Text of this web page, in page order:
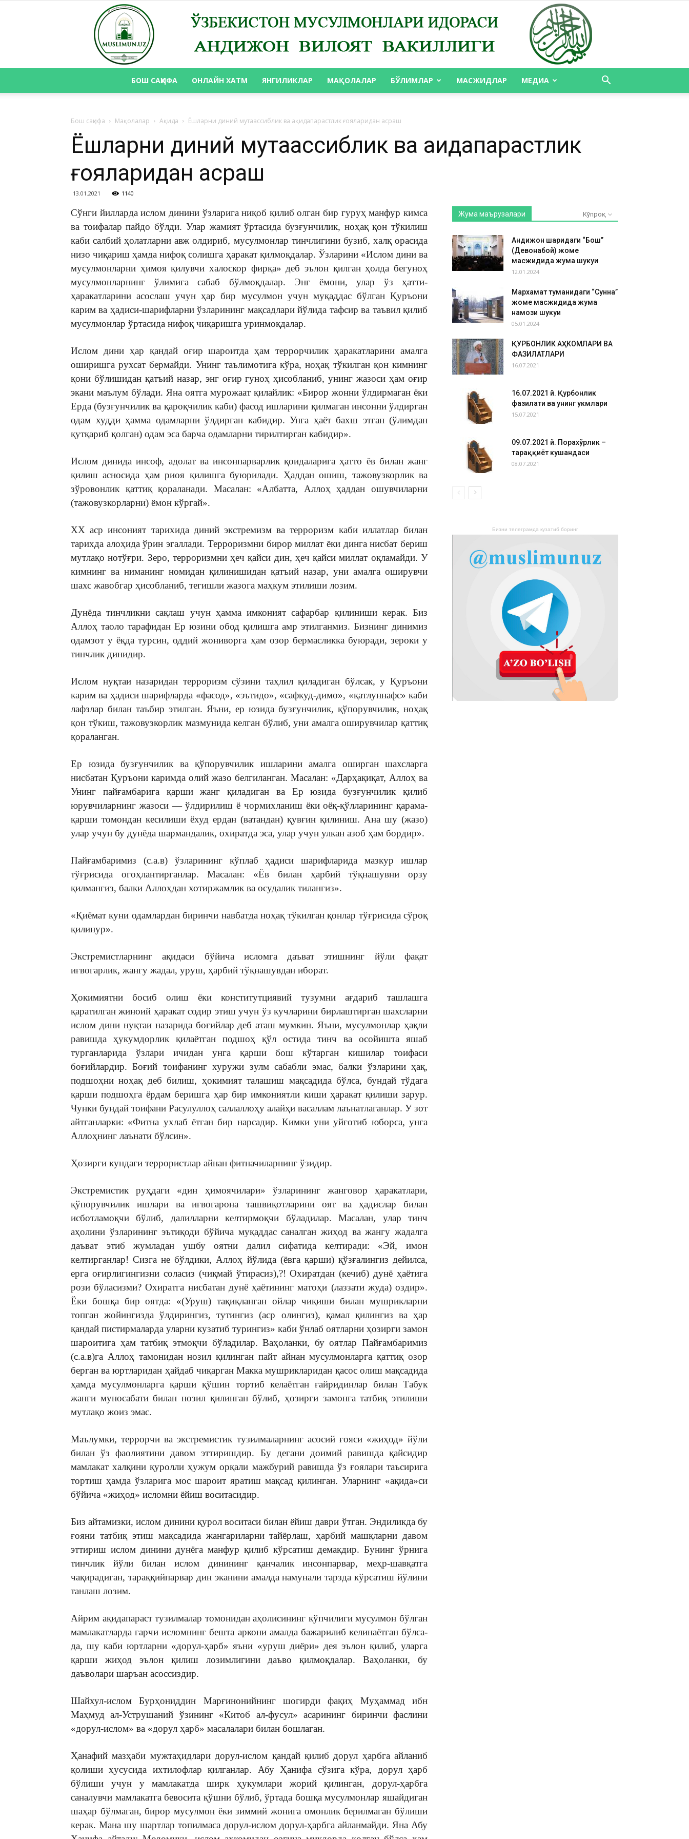
ВАКИЛЛИГИ
БОШ САҲИФА ОНЛАЙН ХАТМ ЯНГИЛИКЛАР МАҚОЛАЛАР БЎЛИМЛАР МАСЖИДЛАР МЕДИА
Бош саҳифа Мақолалар Ақида Ёшларни диний мутаассиблик ва ақидапарастлик ғояларидан асраш
Ёшларни диний мутаассиблик ва ақидапарастлик
ғояларидан асраш
13.01.2021 1140
Сўнги йилларда ислом динини ўзларига ниқоб қилиб олган бир гуруҳ манфур кимса
ва тоифалар пайдо бўлди. Улар жамият ўртасида бузғунчилик, ноҳақ қон тўкилиш
каби салбий ҳолатларни авж олдириб, мусулмонлар тинчлигини бузиб, халқ орасида
низо чиқариш ҳамда нифоқ солишга ҳаракат қилмоқдалар. Ўзларини «Ислом дини ва
мусулмонларни ҳимоя қилувчи халоскор фирқа» деб эълон қилган ҳолда бегуноҳ
мусулмонларнинг ўлимига сабаб бўлмоқдалар. Энг ёмони, улар ўз ҳатти-
ҳаракатларини асослаш учун ҳар бир мусулмон учун муқаддас бўлган Қуръони
карим ва ҳадиси-шарифларни ўзларининг мақсадлари йўлида тафсир ва таъвил қилиб
мусулмонлар ўртасида нифоқ чиқаришга уринмоқдалар.
Ислом дини ҳар қандай оғир шароитда ҳам террорчилик ҳаракатларини амалга
оширишга рухсат бермайди. Унинг таълимотига кўра, ноҳақ тўкилган қон кимнинг
қони бўлишидан қатъий назар, энг оғир гуноҳ ҳисобланиб, унинг жазоси ҳам оғир
экани маълум бўлади. Яна оятга мурожаат қилайлик: «Бирор жонни ўлдирмаган ёки
Ерда (бузғунчилик ва қароқчилик каби) фасод ишларини қилмаган инсонни ўлдирган
одам худди ҳамма одамларни ўлдирган кабидир. Унга ҳаёт бахш этган (ўлимдан
қутқариб қолган) одам эса барча одамларни тирилтирган кабидир».
Ислом динида инсоф, адолат ва инсонпарварлик қоидаларига ҳатто ёв билан жанг
қилиш асносида ҳам риоя қилишга буюрилади. Ҳаддан ошиш, тажовузкорлик ва
зўровонлик қаттиқ қораланади. Масалан: «Албатта, Аллоҳ ҳаддан ошувчиларни
(тажовузкорларни) ёмон кўргай».
XX аср инсоният тарихида диний экстремизм ва терроризм каби иллатлар билан
тарихда алоҳида ўрин эгаллади. Терроризмни бирор миллат ёки динга нисбат бериш
мутлақо нотўғри. Зеро, терроризмни ҳеч қайси дин, ҳеч қайси миллат оқламайди. У
кимнинг ва ниманинг номидан қилинишидан қатъий назар, уни амалга оширувчи
шахс жавобгар ҳисобланиб, тегишли жазога маҳкум этилиши лозим.
Дунёда тинчликни сақлаш учун ҳамма имконият сафарбар қилиниши керак. Биз
Аллоҳ таоло тарафидан Ер юзини обод қилишга амр этилганмиз. Бизнинг динимиз
одамзот у ёқда турсин, оддий жониворга ҳам озор бермасликка буюради, зероки у
тинчлик динидир.
Ислом нуқтаи назаридан терроризм сўзини таҳлил қиладиган бўлсак, у Қуръони
карим ва ҳадиси шарифларда «фасод», «эътидо», «сафкуд-димо», «қатлуннафс» каби
лафзлар билан таъбир этилган. Яъни, ер юзида бузғунчилик, қўпорувчилик, ноҳақ
қон тўкиш, тажовузкорлик мазмунида келган бўлиб, уни амалга оширувчилар қаттиқ
қораланган.
Ер юзида бузғунчилик ва қўпорувчилик ишларини амалга оширган шахсларга
нисбатан Қуръони каримда олий жазо белгиланган. Масалан: «Дарҳақиқат, Аллоҳ ва
Унинг пайғамбарига қарши жанг қиладиган ва Ер юзида бузғунчилик қилиб
юрувчиларнинг жазоси — ўлдирилиш ё чормихланиш ёки оёқ-қўлларининг қарама-
қарши томондан кесилиши ёхуд ердан (ватандан) қувғин қилиниш. Ана шу (жазо)
улар учун бу дунёда шармандалик, охиратда эса, улар учун улкан азоб ҳам бордир».
Пайғамбаримиз (с.а.в) ўзларининг кўплаб ҳадиси шарифларида мазкур ишлар
тўғрисида огоҳлантирганлар. Масалан: «Ёв билан ҳарбий тўқнашувни орзу
қилмангиз, балки Аллоҳдан хотиржамлик ва осудалик тилангиз».
«Қиёмат куни одамлардан биринчи навбатда ноҳақ тўкилган қонлар тўғрисида сўроқ
қилинур».
Экстремистларнинг ақидаси бўйича исломга даъват этишнинг йўли фақат
иғвогарлик, жангу жадал, уруш, ҳарбий тўқнашувдан иборат.
Ҳокимиятни босиб олиш ёки конститутциявий тузумни ағдариб ташлашга
қаратилган жиноий ҳаракат содир этиш учун ўз кучларини бирлаштирган шахсларни
ислом дини нуқтаи назарида боғийлар деб аташ мумкин. Яъни, мусулмонлар ҳақли
равишда ҳукумдорлик қилаётган подшоҳ қўл остида тинч ва осойишта яшаб
турганларида ўзлари ичидан унга қарши бош кўтарган кишилар тоифаси
боғийлардир. Боғий тоифанинг хуружи зулм сабабли эмас, балки ўзларини ҳақ,
подшоҳни ноҳақ деб билиш, ҳокимият талашиш мақсадида бўлса, бундай тўдага
қарши подшоҳга ёрдам беришга ҳар бир имкониятли киши ҳаракат қилиши зарур.
Чунки бундай тоифани Расулуллоҳ саллаллоҳу алайҳи васаллам лаънатлаганлар. У зот
айтганларки: «Фитна ухлаб ётган бир нарсадир. Кимки уни уйғотиб юборса, унга
Аллоҳнинг лаънати бўлсин».
Ҳозирги кундаги террористлар айнан фитначиларнинг ўзидир.
Экстремистик руҳдаги «дин ҳимоячилари» ўзларининг жанговор ҳаракатлари,
қўпорувчилик ишлари ва иғвогарона ташвиқотларини оят ва ҳадислар билан
исботламоқчи бўлиб, далилларни келтирмоқчи бўладилар. Масалан, улар тинч
аҳолини ўзларининг эътиқоди бўйича муқаддас саналган жиҳод ва жангу жадалга
даъват этиб жумладан ушбу оятни далил сифатида келтиради: «Эй, имон
келтирганлар! Сизга не бўлдики, Аллоҳ йўлида (ёвга қарши) қўзғалингиз дейилса,
ерга оғирлигингизни соласиз (чиқмай ўтирасиз),?! Охиратдан (кечиб) дунё ҳаётига
рози бўласизми? Охиратга нисбатан дунё ҳаётининг матоҳи (лаззати жуда) оздир».
Ёки бошқа бир оятда: «(Уруш) тақиқланган ойлар чиқиши билан мушрикларни
топган жойингизда ўлдирингиз, тутингиз (аср олингиз), қамал қилингиз ва ҳар
қандай пистирмаларда уларни кузатиб турингиз» каби ўнлаб оятларни ҳозирги замон
шароитига ҳам татбиқ этмоқчи бўладилар. Ваҳоланки, бу оятлар Пайғамбаримиз
(с.а.в)га Аллоҳ тамонидан нозил қилинган пайт айнан мусулмонларга қаттиқ озор
берган ва юртларидан ҳайдаб чиқарган Макка мушрикларидан қасос олиш мақсадида
ҳамда мусулмонларга қарши қўшин тортиб келаётган ғайридинлар билан Табук
жанги муносабати билан нозил қилинган бўлиб, ҳозирги замонга татбиқ этилиши
мутлақо жоиз эмас.
Маълумки, террорчи ва экстремистик тузилмаларнинг асосий ғояси «жиҳод» йўли
билан ўз фаолиятини давом эттиришдир. Бу дегани доимий равишда қайсидир
мамлакат халқини қуролли ҳужум орқали мажбурий равишда ўз ғоялари таъсирига
тортиш ҳамда ўзларига мос шароит яратиш мақсад қилинган. Уларнинг «ақида»си
бўйича «жиҳод» исломни ёйиш воситасидир.
Биз айтамизки, ислом динини қурол воситаси билан ёйиш даври ўтган. Эндиликда бу
ғояни татбиқ этиш мақсадида жангариларни тайёрлаш, ҳарбий машқларни давом
эттириш ислом динини дунёга манфур қилиб кўрсатиш демакдир. Бунинг ўрнига
тинчлик йўли билан ислом динининг қанчалик инсонпарвар, меҳр-шавқатга
чақирадиган, тараққийпарвар дин эканини амалда намунали тарзда кўрсатиш йўлини
танлаш лозим.
Айрим ақидапараст тузилмалар томонидан аҳолисининг кўпчилиги мусулмон бўлган
мамлакатларда гарчи исломнинг бешта аркони амалда бажарилиб келинаётган бўлса-
да, шу каби юртларни «дорул-ҳарб» яъни «уруш диёри» дея эълон қилиб, уларга
қарши жиҳод эълон қилиш лозимлигини даъво қилмоқдалар. Ваҳоланки, бу
даъволари шаръан асоссиздир.
Шайхул-ислом Бурҳониддин Марғинонийнинг шогирди фақиҳ Муҳаммад ибн
Маҳмуд ал-Уструшаний ўзининг «Китоб ал-фусул» асарининг биринчи фаслини
«дорул-ислом» ва «дорул ҳарб» масалалари билан бошлаган.
Ҳанафий мазҳаби мужтаҳидлари дорул-ислом қандай қилиб дорул ҳарбга айланиб
қолиши ҳусусида ихтилофлар қилганлар. Абу Ҳанифа сўзига кўра, дорул ҳарб
бўлиши учун у мамлакатда ширк ҳукумлари жорий қилинган, дорул-ҳарбга
саналувчи мамлакатга бевосита қўшни бўлиб, ўртада бошқа мусулмонлар яшайдиган
шаҳар бўлмаган, бирор мусулмон ёки зиммий жонига омонлик берилмаган бўлиши
керак. Мана шу шартлар топилмаса дорул-ислом дорул-ҳарбга айланмайди. Яна Абу
Жума маърузалари Кўпроқ
Андижон шаҳридаги “Бош”
(Девонабой) жоме
масжидида жума шукуҳи
12.01.2024
Мархамат туманидаги “Сунна”
жоме масжидида жума
намози шукуҳи
05.01.2024
ҚУРБОНЛИК АҲКОМЛАРИ ВА
ФАЗИЛАТЛАРИ
16.07.2021
16.07.2021 й. Қурбонлик
фазилати ва унинг ҳукмлари
15.07.2021
09.07.2021 й. Порахўрлик –
тараққиёт кушандаси
08.07.2021
Бизни телеграмда кузатиб боринг